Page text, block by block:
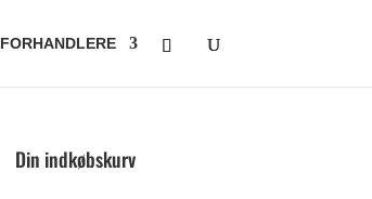
FORHANDLERE
Din indkøbskurv